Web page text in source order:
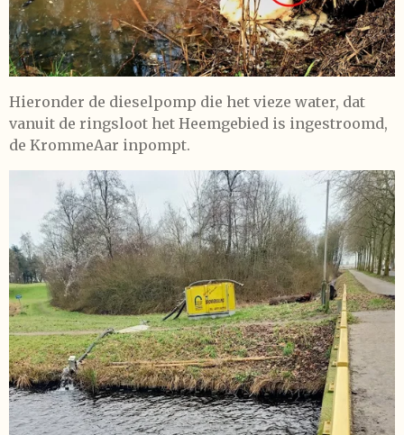
Hieronder de dieselpomp die het vieze water, dat
vanuit de ringsloot het Heemgebied is ingestroomd,
de KrommeAar inpompt.